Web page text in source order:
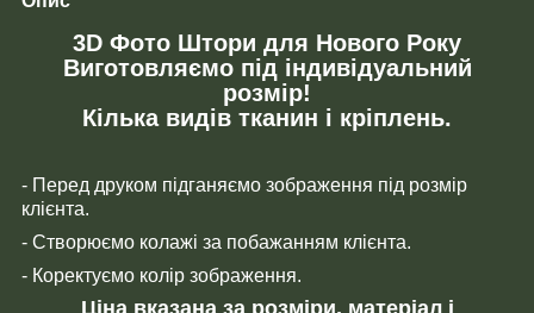
3D Фото Штори для Нового Року
Виготовляємо під індивідуальний
розмір!
Кілька видів тканин і кріплень.
- Перед друком підганяємо зображення під розмір
клієнта.
- Створюємо колажі за побажанням клієнта.
- Коректуємо колір зображення.